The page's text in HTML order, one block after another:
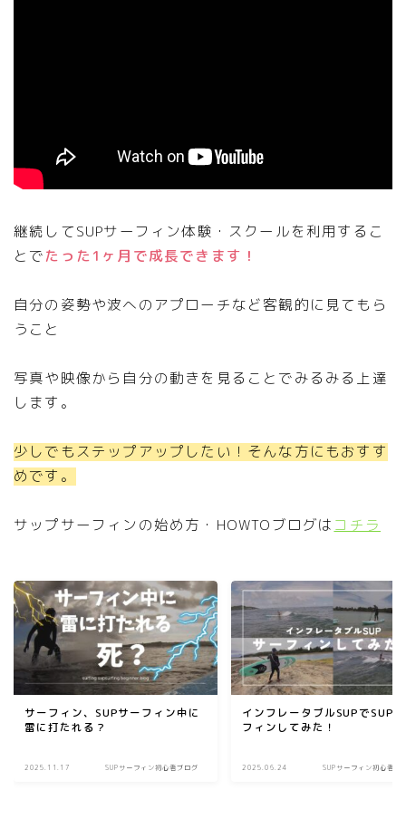
継続してSUPサーフィン体験・スクールを利用するこ
とでたった1ヶ月で成長できます！
自分の姿勢や波へのアプローチなど客観的に見てもら
うこと
写真や映像から自分の動きを見ることでみるみる上達
します。
少しでもステップアップしたい！そんな方にもおすす
めです。
サップサーフィンの始め方・HOWTOブログは コチラ
サーフィン、SUPサーフィン中に
雷に打たれる？
2025.11.17 SUPサーフィン初心者ブログ
インフレータブルSUPでSUP
フィンしてみた！
2025.06.24 SUPサーフィン初心者ブ